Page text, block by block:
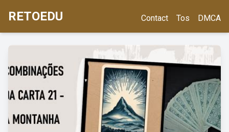
RETOEDU Contact Tos DMCA